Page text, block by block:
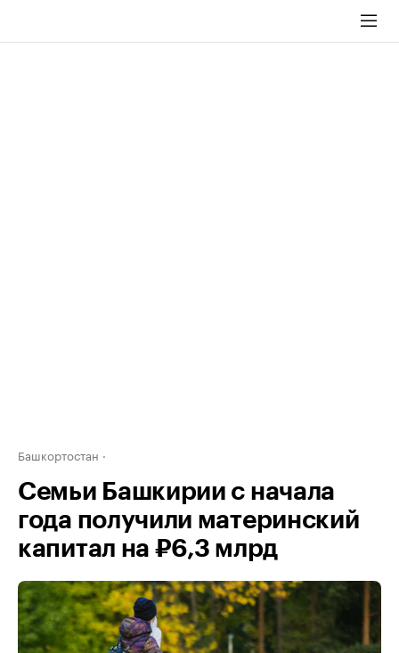
Башкортостан
Семьи Башкирии с начала
года получили материнский
капитал на ₽6,3 млрд